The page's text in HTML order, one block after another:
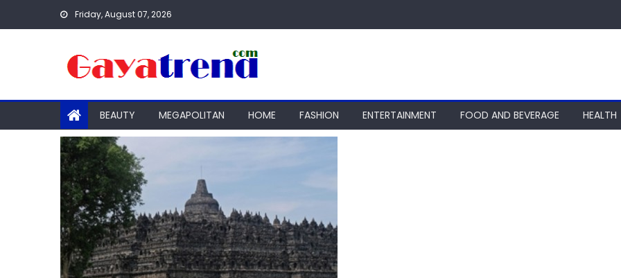
Friday, August 07, 2026
BEAUTY MEGAPOLITAN HOME FASHION ENTERTAINMENT FOOD AND BEVERAGE HEALTH